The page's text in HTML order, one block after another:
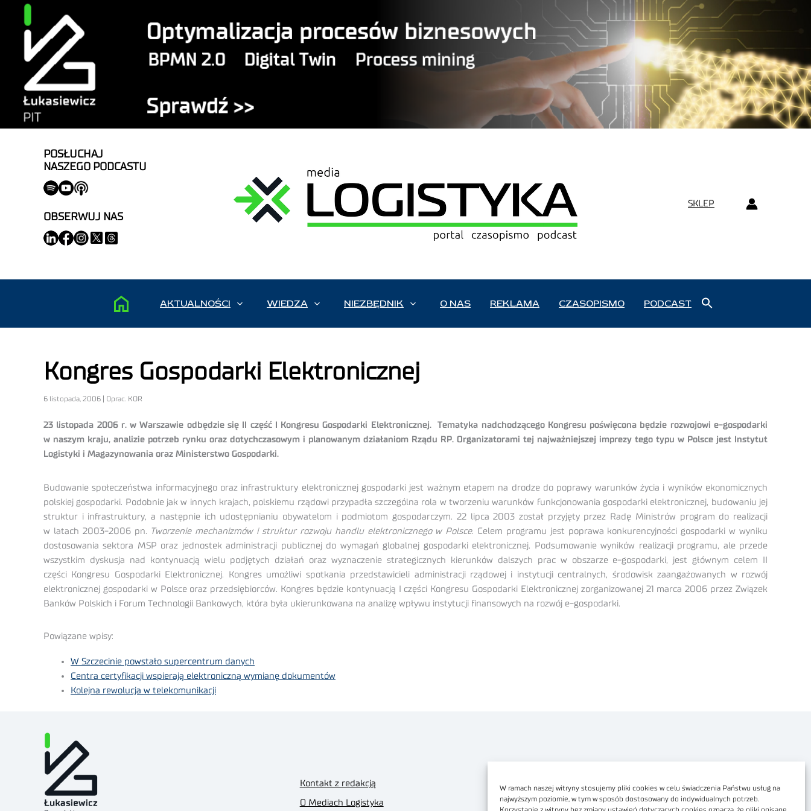
W ramach naszej witryny stosujemy pliki cookies w celu świadczenia Państwu usług na
najwyższym poziomie, w tym w sposób dostosowany do indywidualnych potrzeb.
POSŁUCHAJ
NASZEGO PODCASTU
OBSERWUJ NAS
SKLEP
AKTUALNOŚCI WIEDZA NIEZBĘDNIK O NAS REKLAMA CZASOPISMO PODCAST
Kongres Gospodarki Elektronicznej
6 listopada, 2006 | Oprac. KOR
23 listopada 2006 r. w Warszawie odbędzie się II część I Kongresu Gospodarki Elektronicznej. Tematyka nadchodzącego Kongresu poświęcona będzie rozwojowi e-gospodarki
w naszym kraju, analizie potrzeb rynku oraz dotychczasowym i planowanym działaniom Rządu RP. Organizatorami tej najważniejszej imprezy tego typu w Polsce jest Instytut
Logistyki i Magazynowania oraz Ministerstwo Gospodarki.
Budowanie społeczeństwa informacyjnego oraz infrastruktury elektronicznej gospodarki jest ważnym etapem na drodze do poprawy warunków życia i wyników ekonomicznych
polskiej gospodarki. Podobnie jak w innych krajach, polskiemu rządowi przypadła szczególna rola w tworzeniu warunków funkcjonowania gospodarki elektronicznej, budowaniu jej
struktur i infrastruktury, a następnie ich udostępnianiu obywatelom i podmiotom gospodarczym. 22 lipca 2003 został przyjęty przez Radę Ministrów program do realizacji
w latach 2003-2006 pn. Tworzenie mechanizmów i struktur rozwoju handlu elektronicznego w Polsce. Celem programu jest poprawa konkurencyjności gospodarki w wyniku
dostosowania sektora MSP oraz jednostek administracji publicznej do wymagań globalnej gospodarki elektronicznej. Podsumowanie wyników realizacji programu, ale przede
wszystkim dyskusja nad kontynuacją wielu podjętych działań oraz wyznaczenie strategicznych kierunków dalszych prac w obszarze e-gospodarki, jest głównym celem II
części Kongresu Gospodarki Elektronicznej. Kongres umożliwi spotkania przedstawicieli administracji rządowej i instytucji centralnych, środowisk zaangażowanych w rozwój
elektronicznej gospodarki w Polsce oraz przedsiębiorców. Kongres będzie kontynuacją I części Kongresu Gospodarki Elektronicznej zorganizowanej 21 marca 2006 przez Związek
Banków Polskich i Forum Technologii Bankowych, która była ukierunkowana na analizę wpływu instytucji finansowych na rozwój e-gospodarki.
Powiązane wpisy:
W Szczecinie powstało supercentrum danych
Centra certyfikacji wspierają elektroniczną wymianę dokumentów
Kolejna rewolucja w telekomunikacji
Kontakt z redakcją
O Mediach Logistyka
Dostępność cyfrowa
Regulamin Portalu